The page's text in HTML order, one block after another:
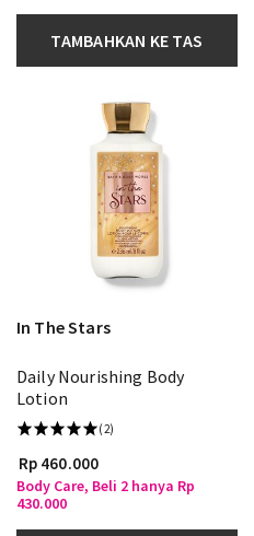
TAMBAHKAN KE TAS
In The Stars
Daily Nourishing Body
Lotion
(2)
Rp 460.000
Body Care, Beli 2 hanya Rp
430.000